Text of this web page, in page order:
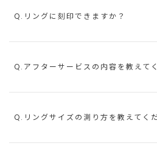
Q.リングに刻印できますか？
Q.アフターサービスの内容を教えて
Q.リングサイズの測り方を教えてく